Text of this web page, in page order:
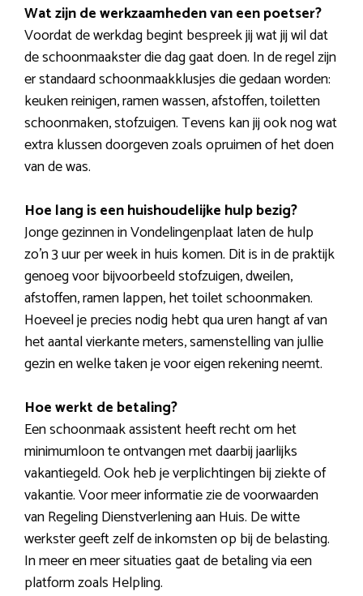
Wat zijn de werkzaamheden van een poetser?
Voordat de werkdag begint bespreek jij wat jij wil dat
de schoonmaakster die dag gaat doen. In de regel zijn
er standaard schoonmaakklusjes die gedaan worden:
keuken reinigen, ramen wassen, afstoffen, toiletten
schoonmaken, stofzuigen. Tevens kan jij ook nog wat
extra klussen doorgeven zoals opruimen of het doen
van de was.
Hoe lang is een huishoudelijke hulp bezig?
Jonge gezinnen in Vondelingenplaat laten de hulp
zo’n 3 uur per week in huis komen. Dit is in de praktijk
genoeg voor bijvoorbeeld stofzuigen, dweilen,
afstoffen, ramen lappen, het toilet schoonmaken.
Hoeveel je precies nodig hebt qua uren hangt af van
het aantal vierkante meters, samenstelling van jullie
gezin en welke taken je voor eigen rekening neemt.
Hoe werkt de betaling?
Een schoonmaak assistent heeft recht om het
minimumloon te ontvangen met daarbij jaarlijks
vakantiegeld. Ook heb je verplichtingen bij ziekte of
vakantie. Voor meer informatie zie de voorwaarden
van Regeling Dienstverlening aan Huis. De witte
werkster geeft zelf de inkomsten op bij de belasting.
In meer en meer situaties gaat de betaling via een
platform zoals Helpling.